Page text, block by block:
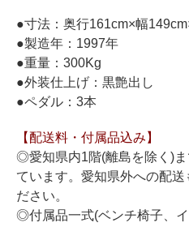
中古ピアノ
調律
修理
●寸法：奥行161cm×幅
●製造年：1997年
●重量：300Kg
●外装仕上げ：黒艶出し
●ペダル：3本
【配送料・付属品込み】
◎愛知県内1階(離島を除く)
ています。愛知県外への配送
ださい。
◎付属品一式(ベンチ椅子、